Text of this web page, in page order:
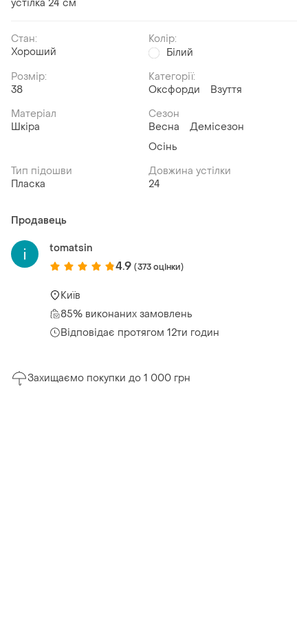
устілка 24 см
Стан:
Хороший
Колір:
Білий
Розмір:
38
Категорії:
Оксфорди
Взуття
Матеріал
Шкіра
Сезон
Весна
Демісезон
Осінь
Тип підошви
Пласка
Довжина устілки
24
Продавець
tomatsin
4.9 (373 оцінки)
Київ
85% виконаних замовлень
Відповідає протягом 12ти годин
Захищаємо покупки до 1 000 грн